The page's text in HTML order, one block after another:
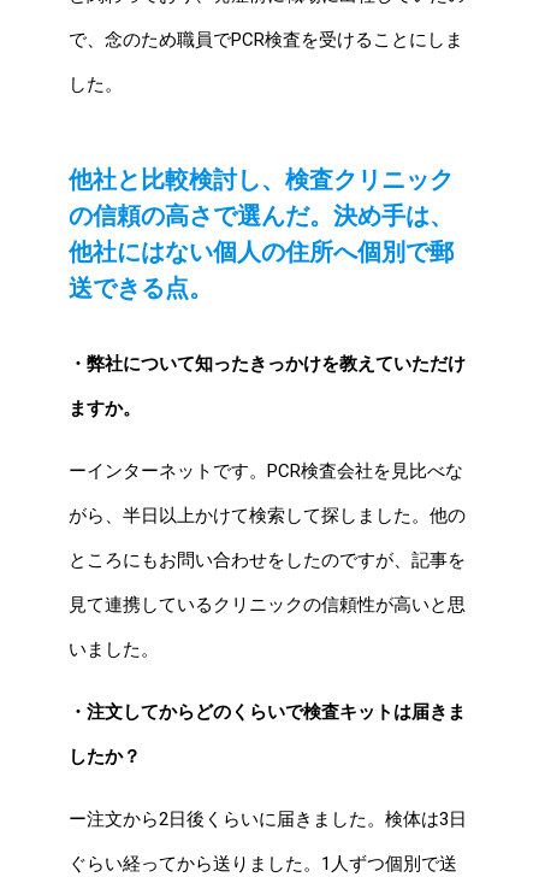
で、念のため職員でPCR検査を受けることにしま
した。
他社と比較検討し、検査クリニック
の信頼の高さで選んだ。決め手は、
他社にはない個人の住所へ個別で郵
送できる点。
・弊社について知ったきっかけを教えていただけ
ますか。
ーインターネットです。PCR検査会社を見比べな
がら、半日以上かけて検索して探しました。他の
ところにもお問い合わせをしたのですが、記事を
見て連携しているクリニックの信頼性が高いと思
いました。
・注文してからどのくらいで検査キットは届きま
したか？
ー注文から2日後くらいに届きました。検体は3日
ぐらい経ってから送りました。1人ずつ個別で送